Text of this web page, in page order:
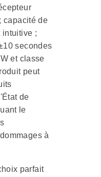
capacité de
intuitive ;
secondes
et classe
peut
de
le
à
parfait